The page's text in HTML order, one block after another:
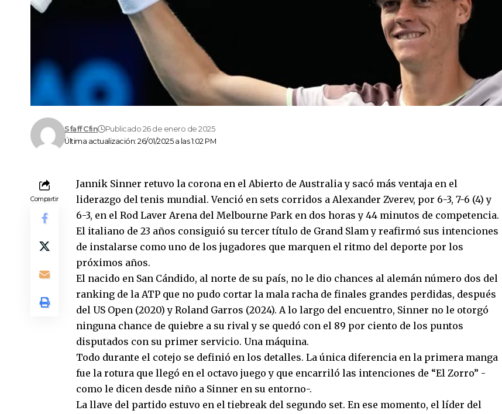
Última actualización: 26/01/2025 a las 1:02 PM
Sfaff Cfin Publicado 26 de enero de 2025
Compartir
Jannik Sinner retuvo la corona en el Abierto de Australia y sacó más ventaja en el
liderazgo del tenis mundial. Venció en sets corridos a Alexander Zverev, por 6-3, 7-6 (4) y
6-3, en el Rod Laver Arena del Melbourne Park en dos horas y 44 minutos de competencia.
El italiano de 23 años consiguió su tercer título de Grand Slam y reafirmó sus intenciones
de instalarse como uno de los jugadores que marquen el ritmo del deporte por los
próximos años.
El nacido en San Cándido, al norte de su país, no le dio chances al alemán número dos del
ranking de la ATP que no pudo cortar la mala racha de finales grandes perdidas, después
del US Open (2020) y Roland Garros (2024). A lo largo del encuentro, Sinner no le otorgó
ninguna chance de quiebre a su rival y se quedó con el 89 por ciento de los puntos
disputados con su primer servicio. Una máquina.
Todo durante el cotejo se definió en los detalles. La única diferencia en la primera manga
fue la rotura que llegó en el octavo juego y que encarriló las intenciones de “El Zorro” -
como le dicen desde niño a Sinner en su entorno-.
La llave del partido estuvo en el tiebreak del segundo set. En ese momento, el líder del